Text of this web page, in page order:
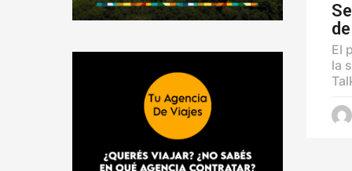
El
la